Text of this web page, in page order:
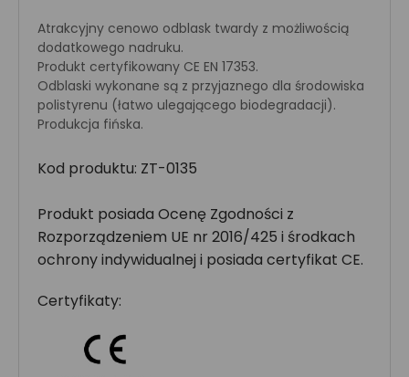
Atrakcyjny cenowo odblask twardy z możliwością
dodatkowego nadruku.
Produkt certyfikowany CE EN 17353.
Odblaski wykonane są z przyjaznego dla środowiska
polistyrenu (łatwo ulegającego biodegradacji).
Produkcja fińska.
Kod produktu: ZT-0135
Produkt posiada Ocenę Zgodności z
Rozporządzeniem UE nr 2016/425 i środkach
ochrony indywidualnej i posiada certyfikat CE.
Certyfikaty: